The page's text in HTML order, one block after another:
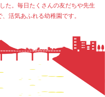
た。毎日たくさんの友だちや先生
活気あふれる幼稚園です。